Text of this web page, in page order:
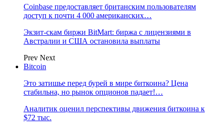
Coinbase предоставляет британским пользователям
доступ к почти 4 000 американских…
Экзит-скам биржи BitMart: биржа с лицензиями в
Австралии и США остановила выплаты
Prev Next
Bitcoin
Это затишье перед бурей в мире биткоина? Цена
стабильна, но рынок опционов падает!…
Аналитик оценил перспективы движения биткоина к
$72 тыс.